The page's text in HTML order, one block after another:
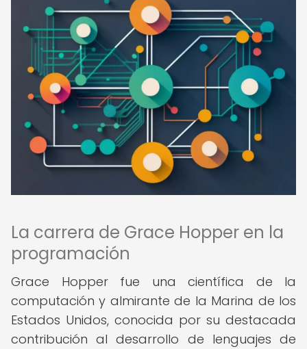
La carrera de Grace Hopper en la
programación
Grace Hopper fue una científica de la
computación y almirante de la Marina de los
Estados Unidos, conocida por su destacada
contribución al desarrollo de lenguajes de